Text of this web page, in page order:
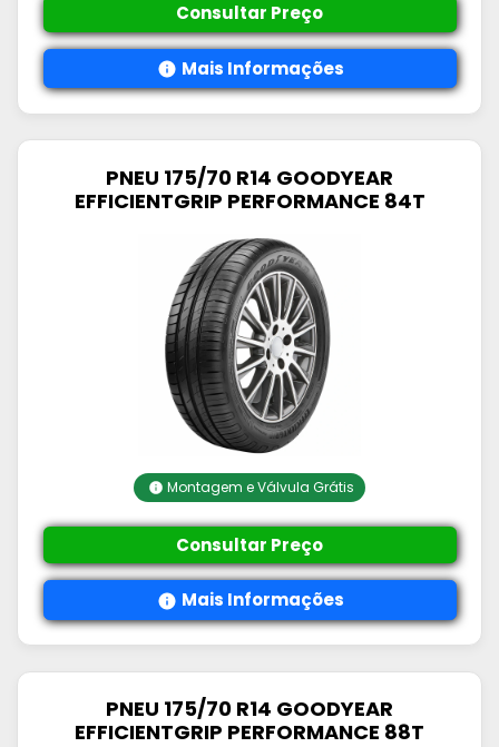
Consultar Preço
Mais Informações
PNEU 175/70 R14 GOODYEAR
EFFICIENTGRIP PERFORMANCE 84T
Montagem e Válvula Grátis
Consultar Preço
Mais Informações
PNEU 175/70 R14 GOODYEAR
EFFICIENTGRIP PERFORMANCE 88T